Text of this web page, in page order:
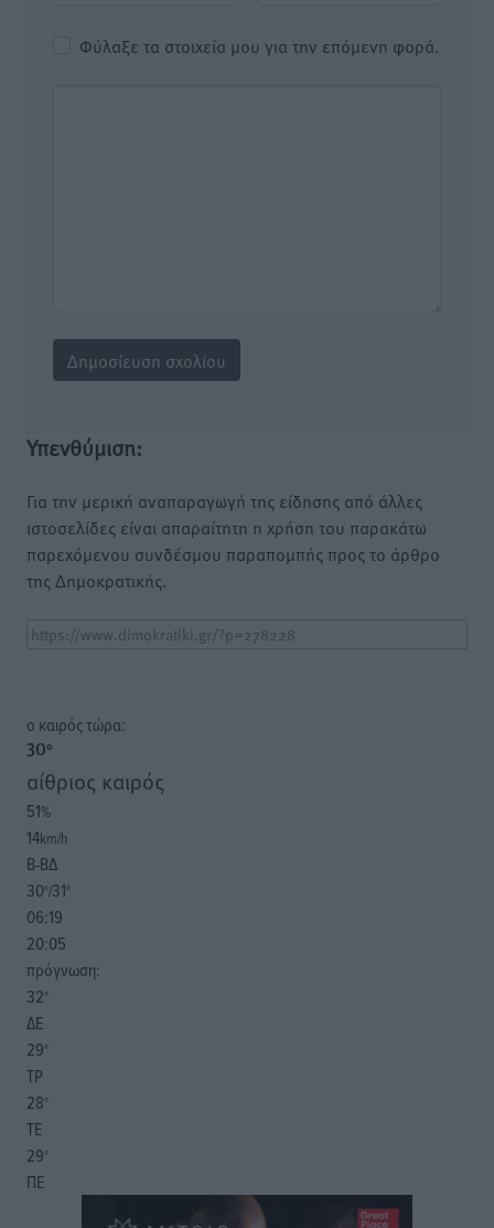
Φύλαξε τα στοιχεία μου για την επόμενη φορά.
Υπενθύμιση:
Για την μερική αναπαραγωγή της είδησης από άλλες
ιστοσελίδες είναι απαραίτητη η χρήση του παρακάτω
παρεχόμενου συνδέσμου παραπομπής προς το άρθρο
της Δημοκρατικής.
o καιρός τώρα:
30°
αίθριος καιρός
51%
14km/h
Β-ΒΔ
30°/31°
06:19
20:05
πρόγνωση:
32°
ΔΕ
29°
ΤΡ
28°
ΤΕ
29°
ΠΕ